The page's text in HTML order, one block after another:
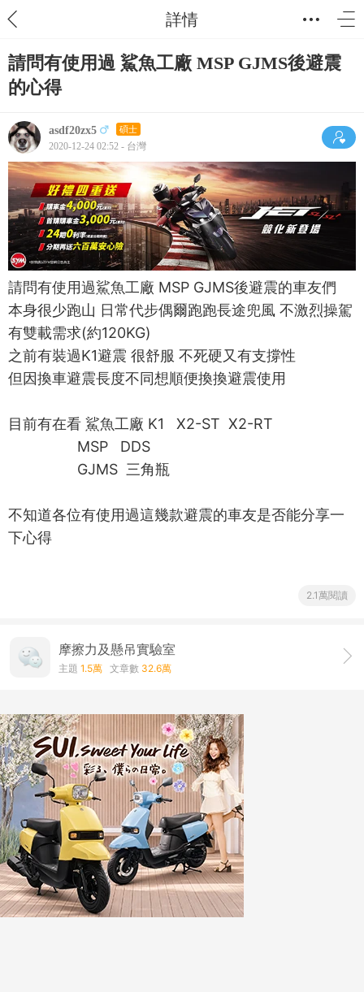
詳情
請問有使用過 鯊魚工廠 MSP GJMS後避震
的心得
asdf20zx5 碩士
2020-12-24 02:52 - 台灣
請問有使用過鯊魚工廠 MSP GJMS後避震的車友們
本身很少跑山 日常代步偶爾跑跑長途兜風 不激烈操駕
有雙載需求(約120KG)
之前有裝過K1避震 很舒服 不死硬又有支撐性
但因換車避震長度不同想順便換換避震使用
目前有在看 鯊魚工廠 K1 X2-ST X2-RT
MSP DDS
GJMS 三角瓶
不知道各位有使用過這幾款避震的車友是否能分享一
下心得
2.1萬閱讀
摩擦力及懸吊實驗室
主題 1.5萬 文章數 32.6萬